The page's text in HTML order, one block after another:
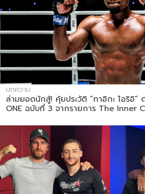
บทความ
ล่ามยอดนักสู้! คุ้ยประวัติ “ทาอิกะ โอริอิ
ONE ฉบับที่ 3 จากรายการ The Inner